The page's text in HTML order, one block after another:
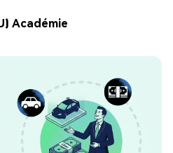
Académie